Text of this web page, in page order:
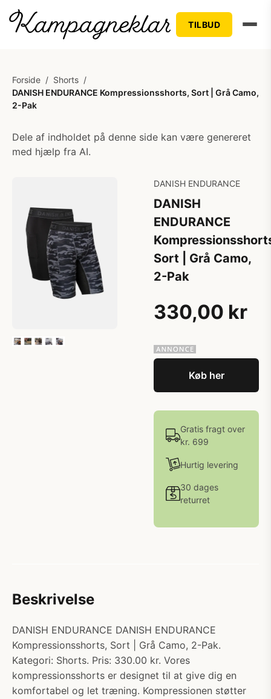
TILBUD
Forside / Shorts /
DANISH ENDURANCE Kompressionsshorts, Sort | Grå Camo,
2-Pak
Dele af indholdet på denne side kan være genereret
med hjælp fra AI.
DANISH ENDURANCE
DANISH
ENDURANCE
Sort | Grå Camo,
2-Pak
330,00 kr
Køb her
Gratis fragt over
kr. 699
Hurtig levering
30 dages
returret
Beskrivelse
DANISH ENDURANCE DANISH ENDURANCE
Kompressionsshorts, Sort | Grå Camo, 2-Pak.
Kategori: Shorts. Pris: 330.00 kr. Vores
kompressionsshorts er designet til at give dig en
komfortabel og let træning. Kompressionen støtter